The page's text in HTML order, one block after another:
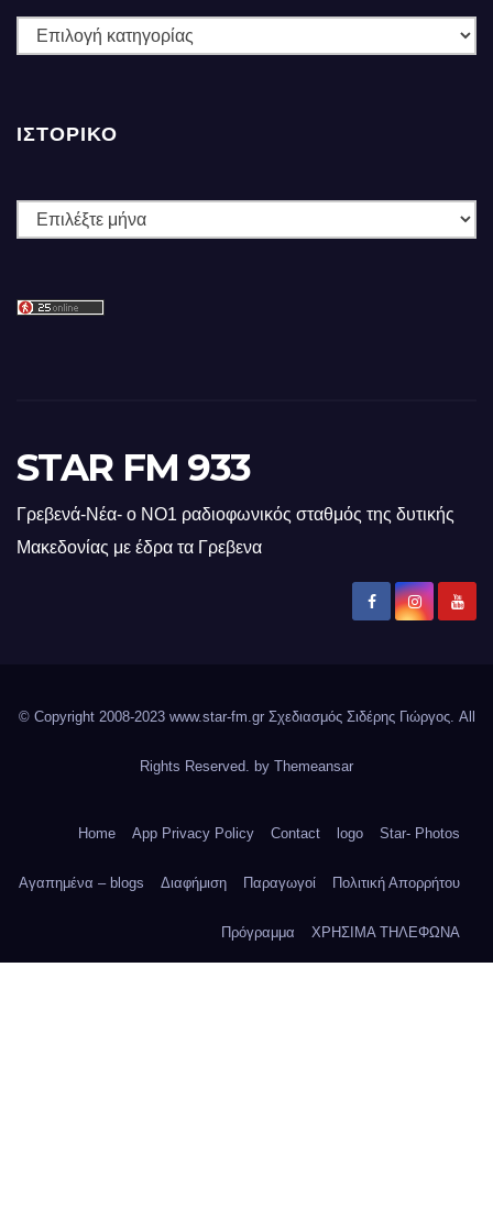
ΚΑΤΗΓΟΡΙΕΣ
ΙΣΤΟΡΙΚΌ
Ιστορικό
STAR FM 933
Γρεβενά-Νέα- ο ΝΟ1 ραδιοφωνικός σταθμός της δυτικής
Μακεδονίας με έδρα τα Γρεβενα
© Copyright 2008-2023 www.star-fm.gr Σχεδιασμός Σιδέρης Γιώργος. All
Rights Reserved. by Themeansar
Home App Privacy Policy Contact logo Star- Photos
Αγαπημένα – blogs Διαφήμιση Παραγωγοί Πολιτική Απορρήτου
Πρόγραμμα ΧΡΗΣΙΜΑ ΤΗΛΕΦΩΝΑ